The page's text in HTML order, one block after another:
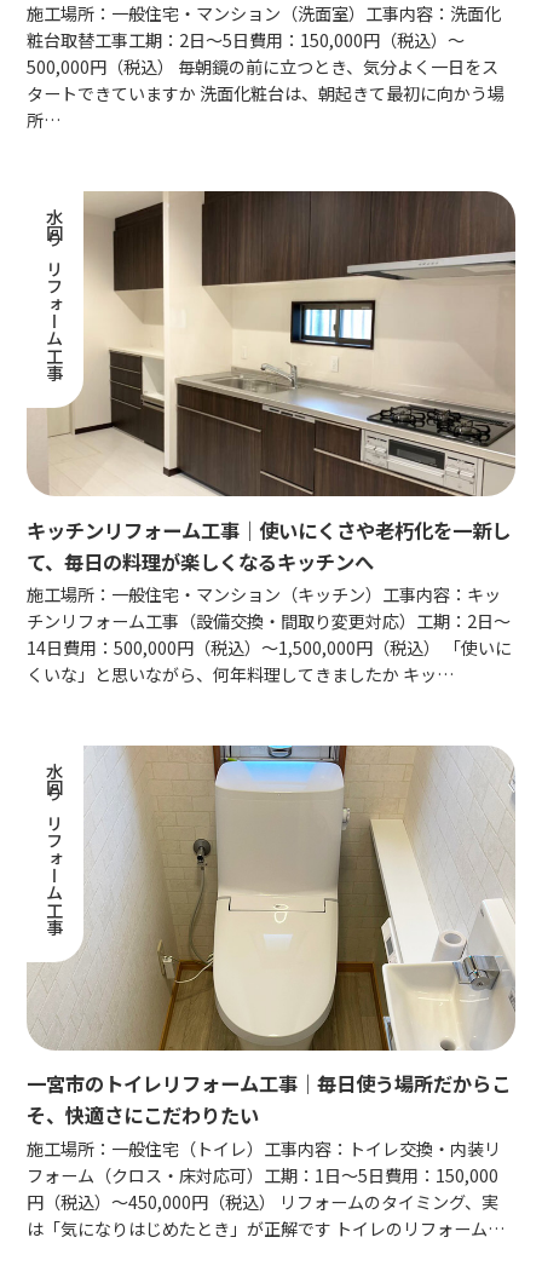
施工場所：一般住宅・マンション（洗面室）工事内容：洗面化
粧台取替工事工期：2日〜5日費用：150,000円（税込）〜
500,000円（税込） 毎朝鏡の前に立つとき、気分よく一日をス
タートできていますか 洗面化粧台は、朝起きて最初に向かう場
所…
水回りリフォーム工事
キッチンリフォーム工事｜使いにくさや老朽化を一新し
て、毎日の料理が楽しくなるキッチンへ
施工場所：一般住宅・マンション（キッチン）工事内容：キッ
チンリフォーム工事（設備交換・間取り変更対応）工期：2日〜
14日費用：500,000円（税込）〜1,500,000円（税込） 「使いに
くいな」と思いながら、何年料理してきましたか キッ…
水回りリフォーム工事
一宮市のトイレリフォーム工事｜毎日使う場所だからこ
そ、快適さにこだわりたい
施工場所：一般住宅（トイレ）工事内容：トイレ交換・内装リ
フォーム（クロス・床対応可）工期：1日〜5日費用：150,000
円（税込）〜450,000円（税込） リフォームのタイミング、実
は「気になりはじめたとき」が正解です トイレのリフォーム…